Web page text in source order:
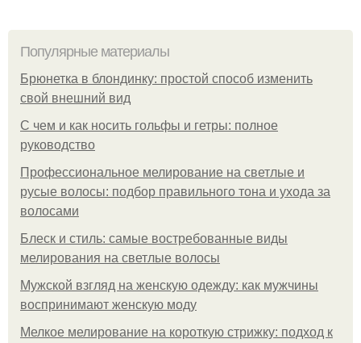
Популярные материалы
Брюнетка в блондинку: простой способ изменить
свой внешний вид
С чем и как носить гольфы и гетры: полное
руководство
Профессиональное мелирование на светлые и
русые волосы: подбор правильного тона и ухода за
волосами
Блеск и стиль: самые востребованные виды
мелирования на светлые волосы
Мужской взгляд на женскую одежду: как мужчины
воспринимают женскую моду
Мелкое мелирование на короткую стрижку: подход к